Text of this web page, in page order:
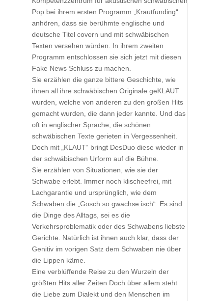
Pop bei ihrem ersten Programm „Krautfunding“
anhören, dass sie berühmte englische und
deutsche Titel covern und mit schwäbischen
Texten versehen würden. In ihrem zweiten
Programm entschlossen sie sich jetzt mit diesen
Fake News Schluss zu machen.
Sie erzählen die ganze bittere Geschichte, wie
ihnen all ihre schwäbischen Originale geKLAUT
wurden, welche von anderen zu den großen Hits
gemacht wurden, die dann jeder kannte. Und das
oft in englischer Sprache, die schönen
schwäbischen Texte gerieten in Vergessenheit.
Doch mit „KLAUT“ bringt DesDuo diese wieder in
der schwäbischen Urform auf die Bühne.
Sie erzählen von Situationen, wie sie der
Schwabe erlebt. Immer noch klischeefrei, mit
Lachgarantie und ursprünglich, wie dem
Schwaben die „Gosch so gwachse isch“. Es sind
die Dinge des Alltags, sei es die
Verkehrsproblematik oder des Schwabens liebste
Gerichte. Natürlich ist ihnen auch klar, dass der
Genitiv im vorigen Satz dem Schwaben nie über
die Lippen käme.
Eine verblüffende Reise zu den Wurzeln der
größten Hits aller Zeiten Doch über allem steht
die Liebe zum Dialekt und den Menschen im